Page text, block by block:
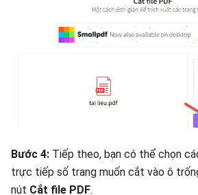
Bước 4: Tiếp theo, bạn có thể chọn
trực tiếp số trang muốn cắt vào ô
nút Cắt file PDF.